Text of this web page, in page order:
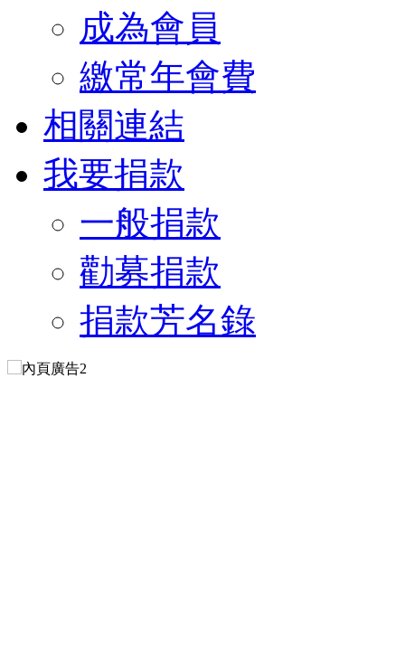
成為會員
繳常年會費
相關連結
我要捐款
一般捐款
勸募捐款
捐款芳名錄